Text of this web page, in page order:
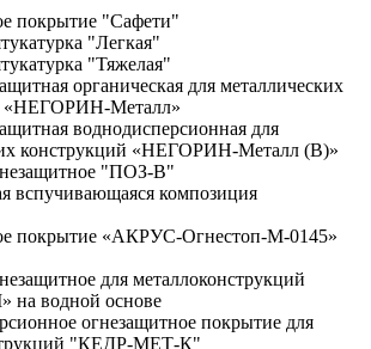
покрытие "Сафети"
"Легкая"
"Тяжелая"
органическая для металлических
«НЕГОРИН-Металл»
воднодисперсионная для
конструкций «НЕГОРИН-Металл (В)»
"ПОЗ-В"
вспучивающаяся композиция
покрытие «АКРУС-Огнестоп-М-0145»
для металлоконструкций
на водной основе
огнезащитное покрытие для
"КЕДР-МЕТ-К"